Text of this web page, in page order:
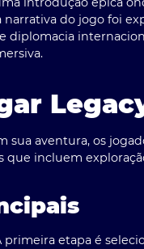
narrativa do jogo foi
diplomacia
sua aventura, os
que incluem
primeira etapa é